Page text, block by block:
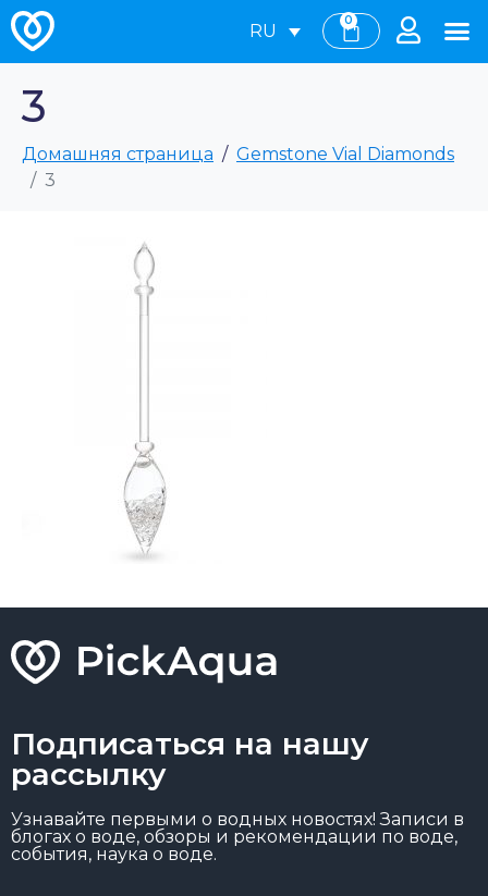
RU
0
3
Домашняя страница
Gemstone Vial Diamonds
3
Подписаться на нашу
рассылку
Узнавайте первыми о водных новостях! Записи в
блогах о воде, обзоры и рекомендации по воде,
события, наука о воде.